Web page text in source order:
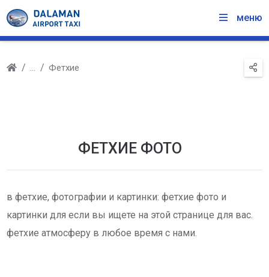
меню
Фетхие
ФЕТХИЕ ФОТО
в фетхие, фотографии и картинки: фетхие фото и
картинки для если вы ищете на этой странице для вас.
фетхие атмосферу в любое время с нами.